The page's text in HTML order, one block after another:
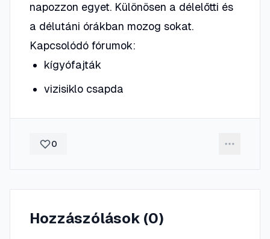
napozzon egyet. Különösen a délelőtti és
a délutáni órákban mozog sokat.
Kapcsolódó fórumok:
kígyófajták
vizisiklo csapda
0
Hozzászólások (0)